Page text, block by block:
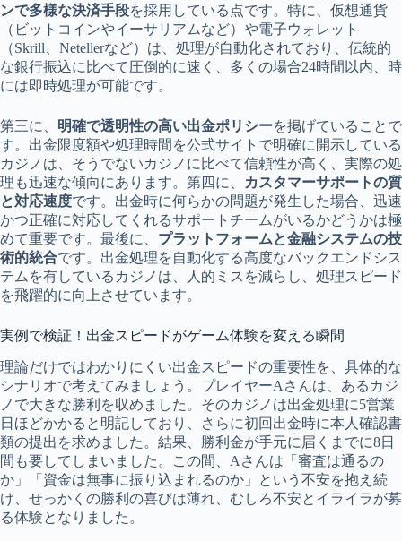
ンで多様な決済手段を採用している点です。特に、仮想通貨
（ビットコインやイーサリアムなど）や電子ウォレット
（Skrill、Netellerなど）は、処理が自動化されており、伝統的
な銀行振込に比べて圧倒的に速く、多くの場合24時間以内、時
には即時処理が可能です。
第三に、 明確で透明性の高い出金ポリシーを掲げていることで
す。出金限度額や処理時間を公式サイトで明確に開示している
カジノは、そうでないカジノに比べて信頼性が高く、実際の処
理も迅速な傾向にあります。第四に、
カスタマーサポートの質
と対応速度です。出金時に何らかの問題が発生した場合、迅速
かつ正確に対応してくれるサポートチームがいるかどうかは極
めて重要です。最後に、 プラットフォームと金融システムの技
術的統合です。出金処理を自動化する高度なバックエンドシス
テムを有しているカジノは、人的ミスを減らし、処理スピード
を飛躍的に向上させています。
実例で検証！出金スピードがゲーム体験を変える瞬間
理論だけではわかりにくい出金スピードの重要性を、具体的な
シナリオで考えてみましょう。プレイヤーAさんは、あるカジ
ノで大きな勝利を収めました。そのカジノは出金処理に5営業
日ほどかかると明記しており、さらに初回出金時に本人確認書
類の提出を求めました。結果、勝利金が手元に届くまでに8日
間も要してしまいました。この間、Aさんは「審査は通るの
か」「資金は無事に振り込まれるのか」という不安を抱え続
け、せっかくの勝利の喜びは薄れ、むしろ不安とイライラが募
る体験となりました。